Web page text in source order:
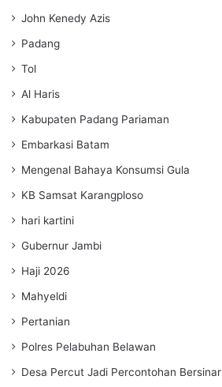
John Kenedy Azis
Padang
Tol
Al Haris
Kabupaten Padang Pariaman
Embarkasi Batam
Mengenal Bahaya Konsumsi Gula
KB Samsat Karangploso
hari kartini
Gubernur Jambi
Haji 2026
Mahyeldi
Pertanian
Polres Pelabuhan Belawan
Desa Percut Jadi Percontohan Bersinar